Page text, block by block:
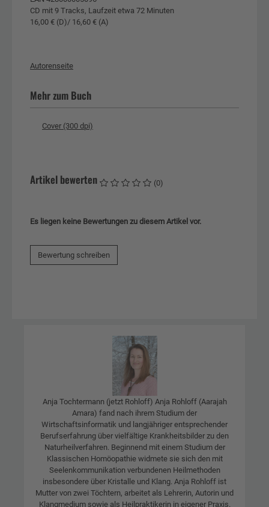
CD mit 9 Tracks, Laufzeit etwa 72 Minuten
16,00 € (D)/ 16,60 € (A)
Autorenseite
Mehr zum Buch
Cover (300 dpi)
Artikel bewerten (0)
Es liegen keine Bewertungen zu diesem Artikel vor.
Bewertung schreiben
Anja Tochtermann (jetzt Rohloff) Anja Rohloff (Aarajah
Amara) fand nach ihrem Studium der
Wirtschaftsinformatik und langjähriger entsprechender
Berufserfahrung über vielfältige Krankheitsbilder zu den
Naturheilverfahren. Beginnend mit einem Studium der
Klassischen Homöopathie widmete sie sich den mit
Seelenkommunikation verbundenen Heilmethoden
insbesondere über Kristalle und Klang. Anja Rohloff ist
Mutter von zwei Töchtern, arbeitet als Lehrerin, Autorin und
Klangmedium sowie als Heilpraktikerin in eigener Praxis.